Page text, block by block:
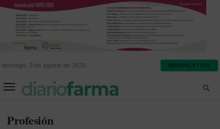
domingo, 9 de agosto de 2026 NEWSLETTER
Profesión